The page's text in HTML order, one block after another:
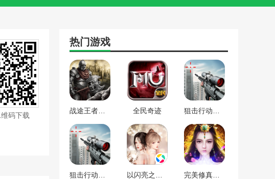
码下载
热门游戏
全民奇迹